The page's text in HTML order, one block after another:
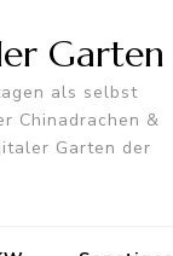
Garten
als selbst
Chinadrachen &
Garten der